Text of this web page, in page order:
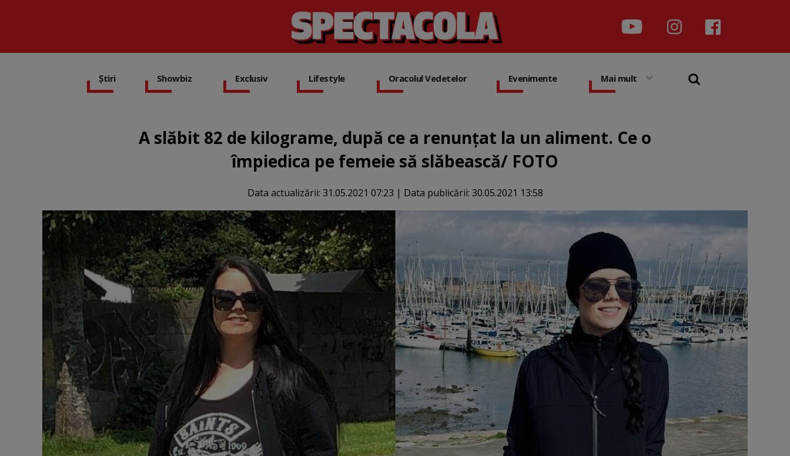
Știri Showbiz Exclusiv Lifestyle Oracolul Vedetelor Evenimente Mai mult
A slăbit 82 de kilograme, după ce a renunțat la un aliment. Ce o
împiedica pe femeie să slăbească/ FOTO
Data actualizării: 31.05.2021 07:23 | Data publicării: 30.05.2021 13:58